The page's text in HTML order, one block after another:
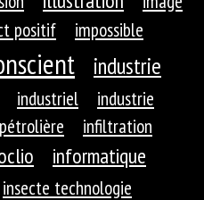
positif
impossible
industrie
industriel
industrie
infiltration
informatique
insecte technologie